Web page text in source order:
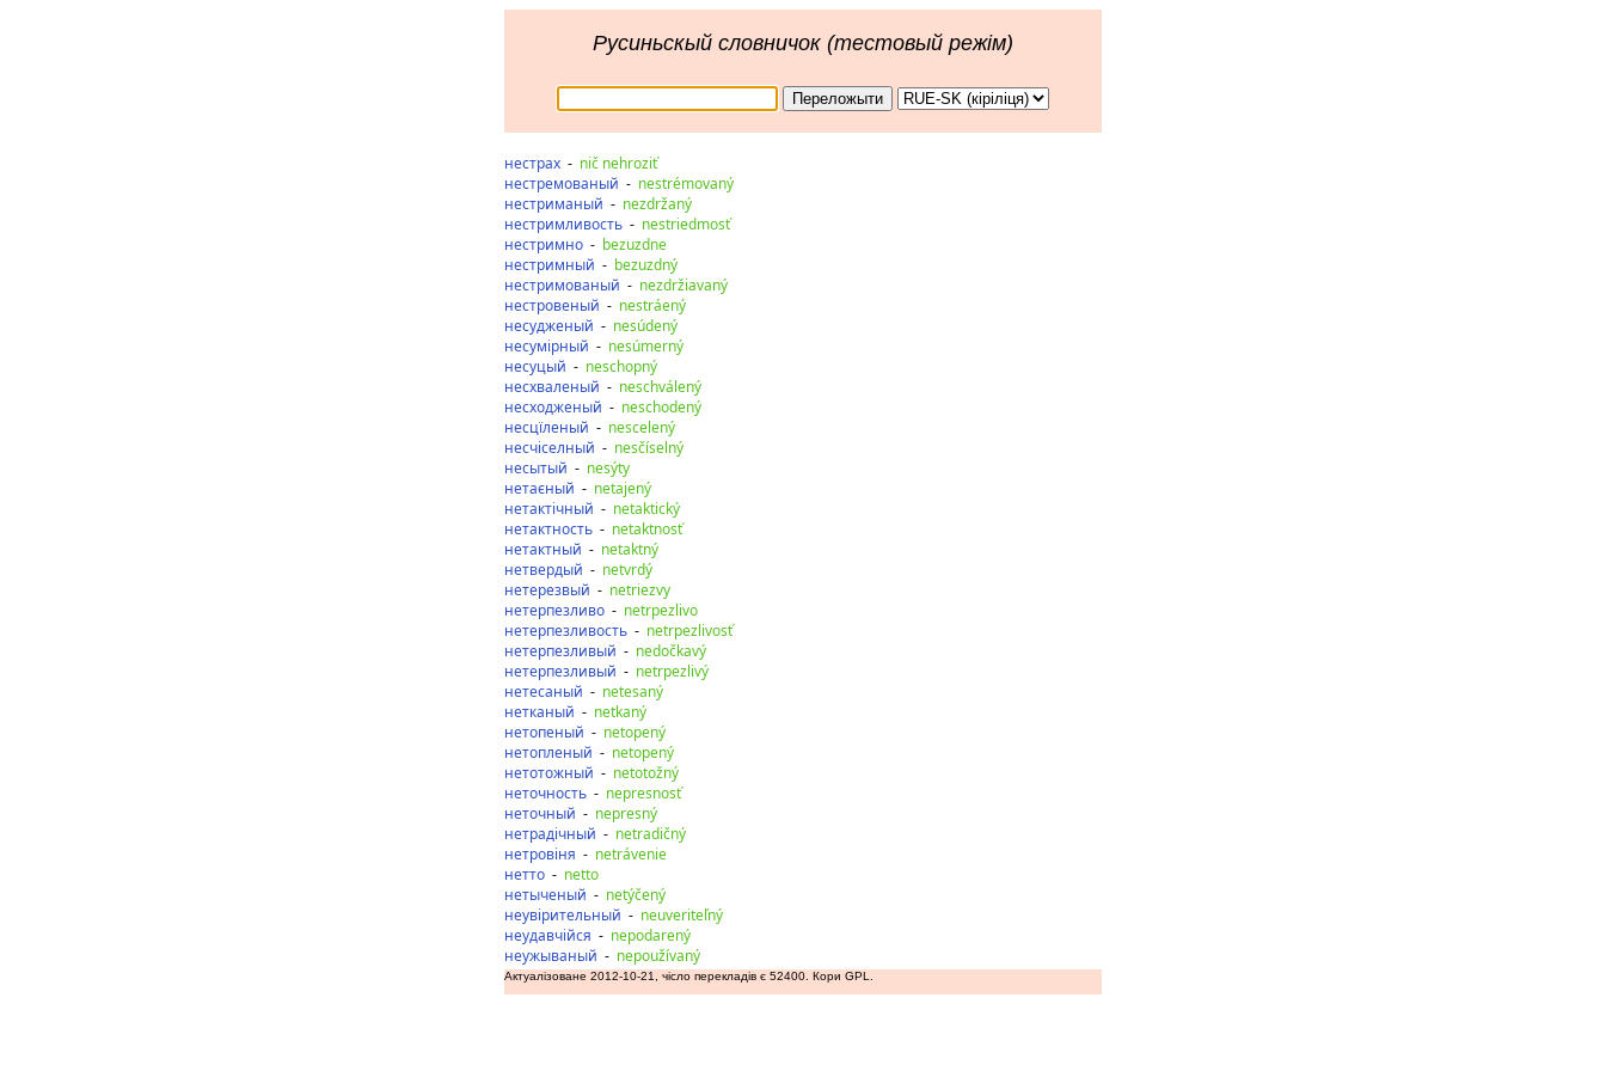
Русиньскый словничок (тестовый режім)
нестрах - nič nehroziť
нестремованый - nestrémovaný
нестриманый - nezdržaný
нестримливость - nestriedmosť
нестримно - bezuzdne
нестримный - bezuzdný
нестримованый - nezdržiavaný
нестровеный - nestráený
несудженый - nesúdený
несумірный - nesúmerný
несуцый - neschopný
несхваленый - neschválený
несходженый - neschodený
несцїленый - nescelený
несчіселный - nesčíselný
несытый - nesýty
нетаєный - netajený
нетактічный - netaktický
нетактность - netaktnosť
нетактный - netaktný
нетвердый - netvrdý
нетерезвый - netriezvy
нетерпезливо - netrpezlivo
нетерпезливость - netrpezlivosť
нетерпезливый - nedočkavý
нетерпезливый - netrpezlivý
нетесаный - netesaný
нетканый - netkaný
нетопеный - netopený
нетопленый - netopený
нетотожный - netotožný
неточность - nepresnosť
неточный - nepresný
нетрадічный - netradičný
нетровіня - netrávenie
нетто - netto
нетыченый - netýčený
неувірительный - neuveriteľný
неудавчійся - nepodarený
неужываный - nepoužívaný
Актуалізоване 2012-10-21, чісло перекладів є 52400. Кори GPL.